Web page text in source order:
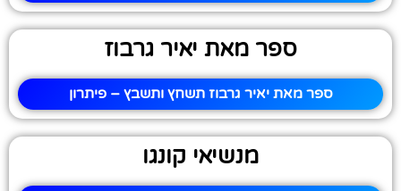
ספר מאת יאיר גרבוז
ספר מאת יאיר גרבוז תשחץ ותשבץ – פיתרון
מנשיאי קונגו